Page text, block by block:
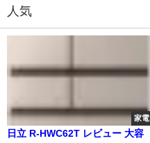
人気
家電
日立 R-HWC62T レビュー 大容